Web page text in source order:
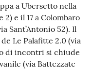
a Ubersetto nella
e il 17 a Colombaro
Sant’Antonio 52). Il
de Le Palafitte 2.0 (via
di incontri si chiude
(via Battezzate